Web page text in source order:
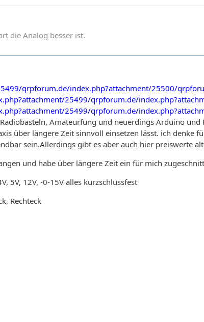
die Analog besser ist.
qrpforum.de/index.php?attachment/25500/
25499/qrpforum.de/
25499/qrpforum.de/
Amateurfung und neuerdings Arduino
über längere Zeit sinnvoll einsetzen lässt. ich denke
sein.Allerdings gibt es aber auch hier preiswerte
und habe über längere Zeit ein für mich
5V, 12V, -0-15V alles kurzschlussfest
Rechteck